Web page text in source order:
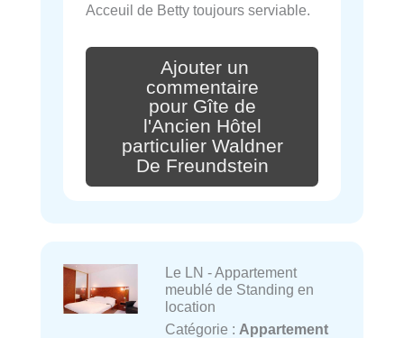
Acceuil de Betty toujours serviable.
Ajouter un
commentaire
pour Gîte de
l'Ancien Hôtel
particulier Waldner
De Freundstein
Le LN - Appartement
meublé de Standing en
location
Catégorie : Appartement